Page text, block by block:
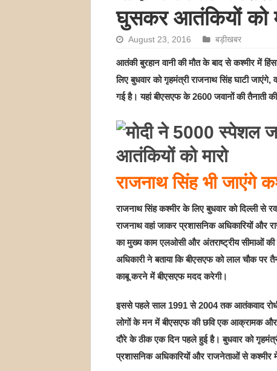
घुसकर आतंकियों को
August 23, 2016 बड़ीखबर
आतंकी बुरहान वानी की मौत के बाद से कश्‍मीर में
लिए बुधवार को गृहमंत्री राजनाथ सिंह घाटी
गई है। यहां बीएसएफ के 2600 जवानों की तैनाती
राजनाथ सिंह भी जाएंगे
राजनाथ सिंह कश्‍मीर के लिए बुधवार को दिल्‍ली से
राजनाथ वहां जाकर प्रशासनिक अधिकारियों और
का मुख्‍य काम एलओसी और अंतराष्‍ट्रीय सीमाओं की
अधिकारी ने बताया कि बीएसएफ को लाल चौक पर
काबू करने में बीएसएफ मदद करेगी।
इससे पहले साल 1991 से 2004 तक आतंकवाद
लोगों के मन में बीएसएफ की छवि एक आक्रामक और
दौरे के ठीक एक दिन पहले हुई है। बुधवार को
प्रशासनिक अधिकारियों और राजनेताओं से कश्‍मीर